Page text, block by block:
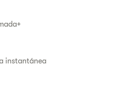
instantánea